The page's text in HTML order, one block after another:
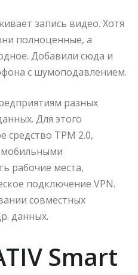
запись видео. Хотя
полноценные, а
Добавили сюда и
с шумоподавлением.
разных
Для этого
средство TPM 2.0,
рабочие места,
подключение VPN.
совместных
данных.
Smart